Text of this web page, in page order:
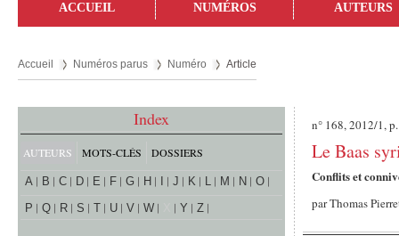
ACCUEIL NUMÉROS AUTEURS
Accueil Numéros parus Numéro Article
Index
AUTEURS MOTS-CLÉS DOSSIERS
A B C D E F G H J K L M N
O
P
Q R S T U V W Y Z
n° 168, 2012/1,
Le Baas
Conflits et
parThomas